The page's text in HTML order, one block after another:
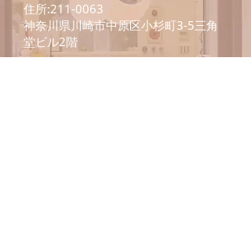
住所:211-0063
神奈川県川崎市中原区小杉町3-5三角
堂ビル2階